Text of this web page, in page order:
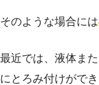
そのような場合には
最近では、液体ま
にとろみ付けがで